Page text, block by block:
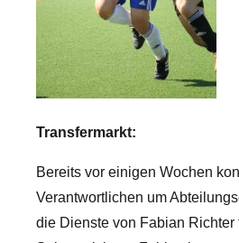
Transfermarkt:
Bereits vor einigen Wochen
Verantwortlichen um
die Dienste von Fabian Richter